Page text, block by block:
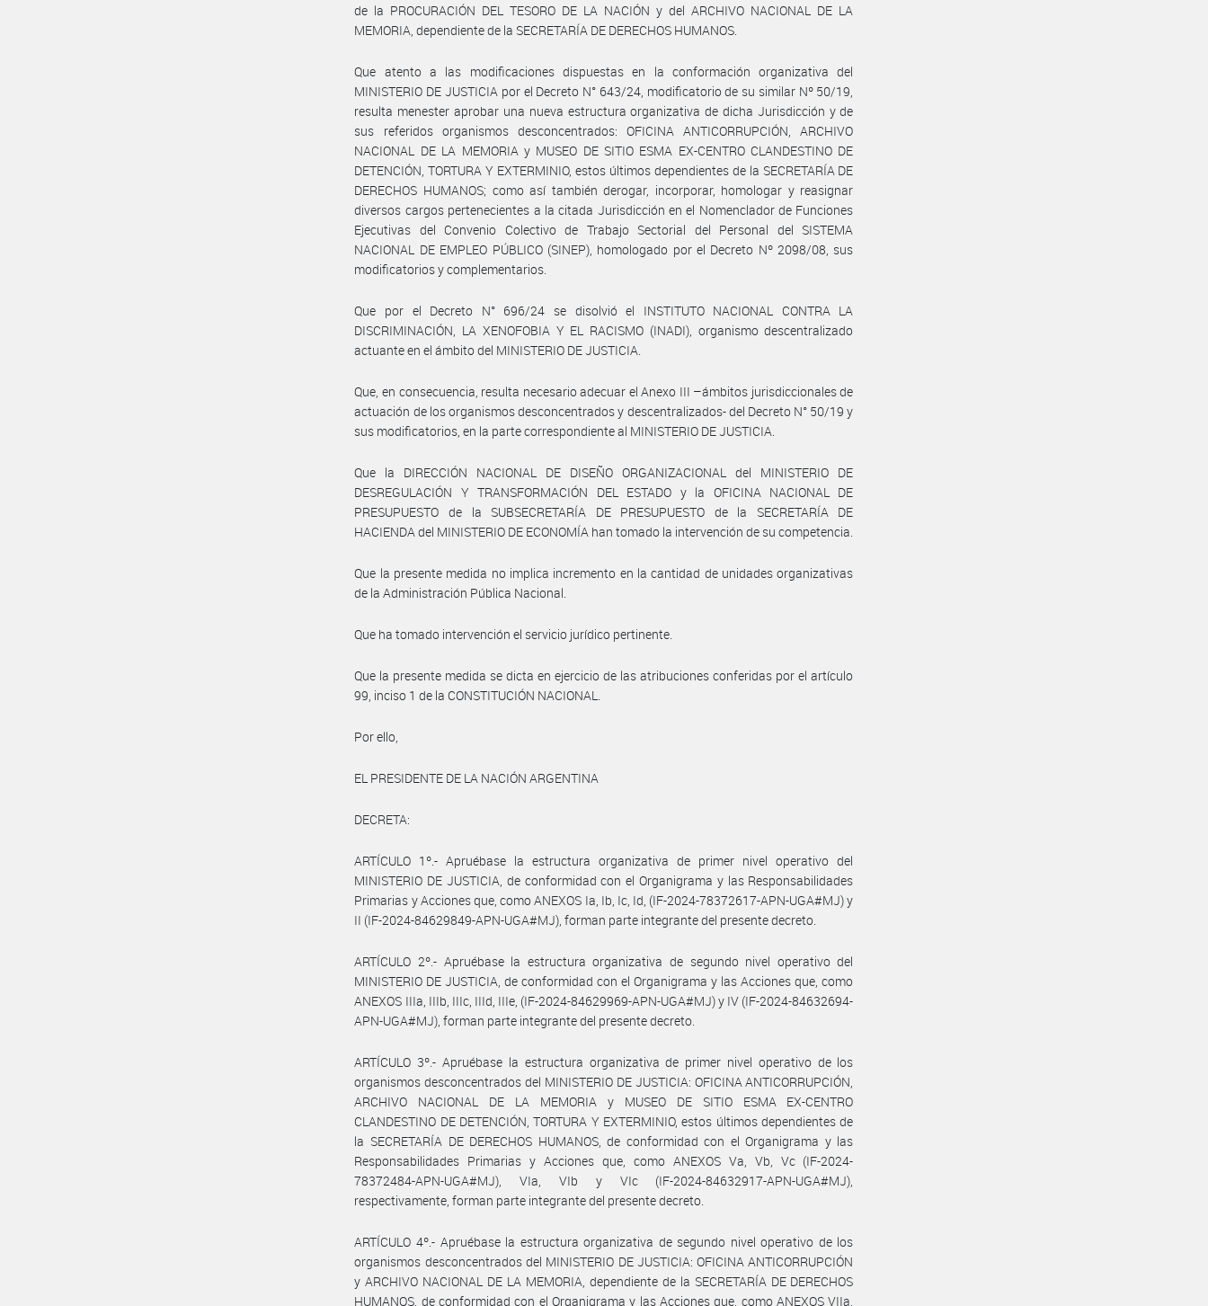
de la PROCURACIÓN DEL TESORO DE LA NACIÓN y del ARCHIVO NACIONAL DE LA
MEMORIA, dependiente de la SECRETARÍA DE DERECHOS HUMANOS.
Que atento a las modificaciones dispuestas en la conformación organizativa del
MINISTERIO DE JUSTICIA por el Decreto N° 643/24, modificatorio de su similar Nº 50/19,
resulta menester aprobar una nueva estructura organizativa de dicha Jurisdicción y de
sus referidos organismos desconcentrados: OFICINA ANTICORRUPCIÓN, ARCHIVO
NACIONAL DE LA MEMORIA y MUSEO DE SITIO ESMA EX-CENTRO CLANDESTINO DE
DETENCIÓN, TORTURA Y EXTERMINIO, estos últimos dependientes de la SECRETARÍA DE
DERECHOS HUMANOS; como así también derogar, incorporar, homologar y reasignar
diversos cargos pertenecientes a la citada Jurisdicción en el Nomenclador de Funciones
Ejecutivas del Convenio Colectivo de Trabajo Sectorial del Personal del SISTEMA
NACIONAL DE EMPLEO PÚBLICO (SINEP), homologado por el Decreto Nº 2098/08, sus
modificatorios y complementarios.
Que por el Decreto N° 696/24 se disolvió el INSTITUTO NACIONAL CONTRA LA
DISCRIMINACIÓN, LA XENOFOBIA Y EL RACISMO (INADI), organismo descentralizado
actuante en el ámbito del MINISTERIO DE JUSTICIA.
Que, en consecuencia, resulta necesario adecuar el Anexo III –ámbitos jurisdiccionales de
actuación de los organismos desconcentrados y descentralizados- del Decreto N° 50/19 y
sus modificatorios, en la parte correspondiente al MINISTERIO DE JUSTICIA.
Que la DIRECCIÓN NACIONAL DE DISEÑO ORGANIZACIONAL del MINISTERIO DE
DESREGULACIÓN Y TRANSFORMACIÓN DEL ESTADO y la OFICINA NACIONAL DE
PRESUPUESTO de la SUBSECRETARÍA DE PRESUPUESTO de la SECRETARÍA DE
HACIENDA del MINISTERIO DE ECONOMÍA han tomado la intervención de su competencia.
Que la presente medida no implica incremento en la cantidad de unidades organizativas
de la Administración Pública Nacional.
Que ha tomado intervención el servicio jurídico pertinente.
Que la presente medida se dicta en ejercicio de las atribuciones conferidas por el artículo
99, inciso 1 de la CONSTITUCIÓN NACIONAL.
Por ello,
EL PRESIDENTE DE LA NACIÓN ARGENTINA
DECRETA:
ARTÍCULO 1º.- Apruébase la estructura organizativa de primer nivel operativo del
MINISTERIO DE JUSTICIA, de conformidad con el Organigrama y las Responsabilidades
Primarias y Acciones que, como ANEXOS Ia, Ib, Ic, Id, (IF-2024-78372617-APN-UGA#MJ) y
II (IF-2024-84629849-APN-UGA#MJ), forman parte integrante del presente decreto.
ARTÍCULO 2º.- Apruébase la estructura organizativa de segundo nivel operativo del
MINISTERIO DE JUSTICIA, de conformidad con el Organigrama y las Acciones que, como
ANEXOS IIIa, IIIb, IIIc, IIId, IIIe, (IF-2024-84629969-APN-UGA#MJ) y IV (IF-2024-84632694-
APN-UGA#MJ), forman parte integrante del presente decreto.
ARTÍCULO 3º.- Apruébase la estructura organizativa de primer nivel operativo de los
organismos desconcentrados del MINISTERIO DE JUSTICIA: OFICINA ANTICORRUPCIÓN,
ARCHIVO NACIONAL DE LA MEMORIA y MUSEO DE SITIO ESMA EX-CENTRO
CLANDESTINO DE DETENCIÓN, TORTURA Y EXTERMINIO, estos últimos dependientes de
la SECRETARÍA DE DERECHOS HUMANOS, de conformidad con el Organigrama y las
Responsabilidades Primarias y Acciones que, como ANEXOS Va, Vb, Vc (IF-2024-
78372484-APN-UGA#MJ), VIa, VIb y VIc (IF-2024-84632917-APN-UGA#MJ),
respectivamente, forman parte integrante del presente decreto.
ARTÍCULO 4º.- Apruébase la estructura organizativa de segundo nivel operativo de los
organismos desconcentrados del MINISTERIO DE JUSTICIA: OFICINA ANTICORRUPCIÓN
y ARCHIVO NACIONAL DE LA MEMORIA, dependiente de la SECRETARÍA DE DERECHOS
HUMANOS, de conformidad con el Organigrama y las Acciones que, como ANEXOS VIIa,